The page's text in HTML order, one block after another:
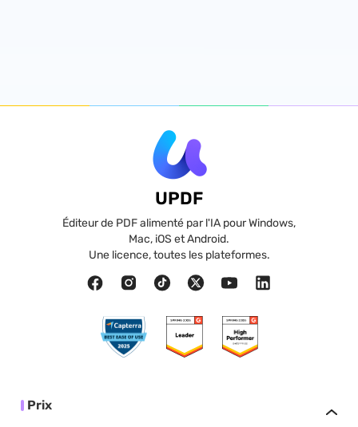
UPDF
Éditeur de PDF alimenté par l'IA pour Windows,
Mac, iOS et Android.
Une licence, toutes les plateformes.
Prix